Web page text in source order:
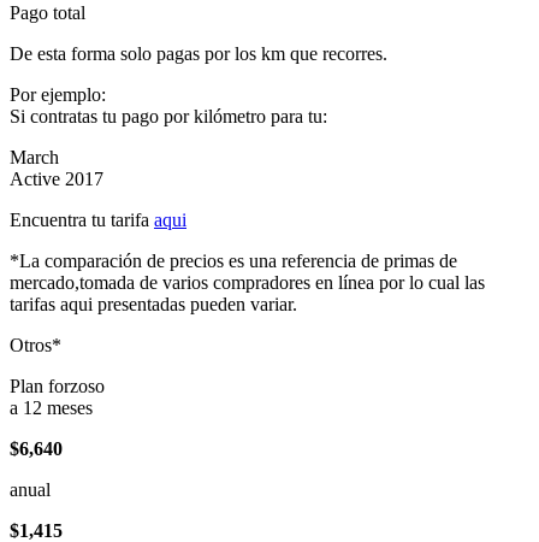
Pago total
De esta forma solo pagas por los km que recorres.
Por ejemplo:
Si contratas tu pago por kilómetro para tu:
March
Active 2017
Encuentra tu tarifa aqui
*La comparación de precios es una referencia de primas de
mercado,tomada de varios compradores en línea por lo cual las
tarifas aqui presentadas pueden variar.
Otros*
Plan forzoso
a 12 meses
$6,640
anual
$1,415